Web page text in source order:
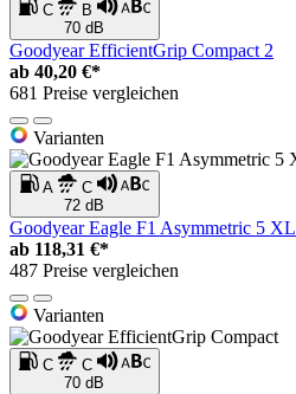
C
B
70 dB
Goodyear EfficientGrip Compact 2
ab 40,20 €*
681 Preise vergleichen
Varianten
A
C
72 dB
Goodyear Eagle F1 Asymmetric 5 XL
ab 118,31 €*
487 Preise vergleichen
Varianten
C
C
70 dB